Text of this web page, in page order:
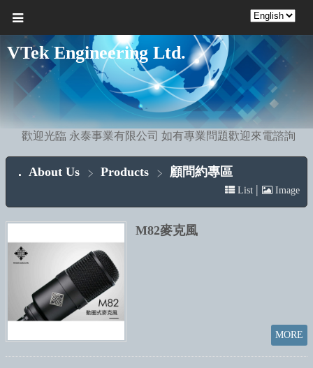
VTek Engineering Ltd.
歡迎光臨 永泰事業有限公司 如有專業問題歡迎來電諮詢
About Us Products 顧問約專區
List | Image
M82麥克風